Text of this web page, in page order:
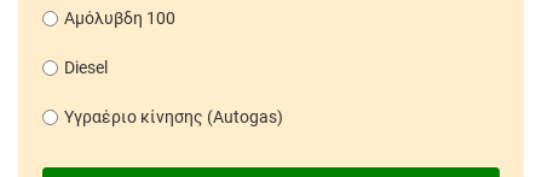
Αμόλυβδη 100
Diesel
Υγραέριο κίνησης (Autogas)